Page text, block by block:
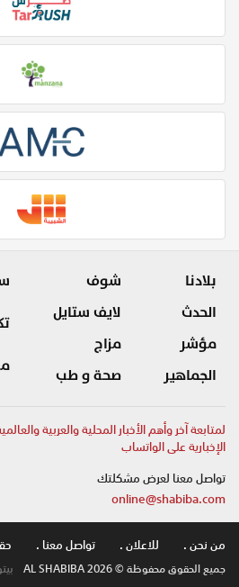
بلادنا
الحدث
مؤشر
الجماهير
شوف
لايف ستايل
مزاج
صحة و طب
لمتابعة آخر وأهم الأخبار المحلية والعربية
الإخبارية على الواتساب
تواصل معنا لعرض مشكلتك
online@shabiba.com
من نحن .
للاعلان . تواصل معنا .
جميع الحقوق محفوظة © AL SHABIBA 2026